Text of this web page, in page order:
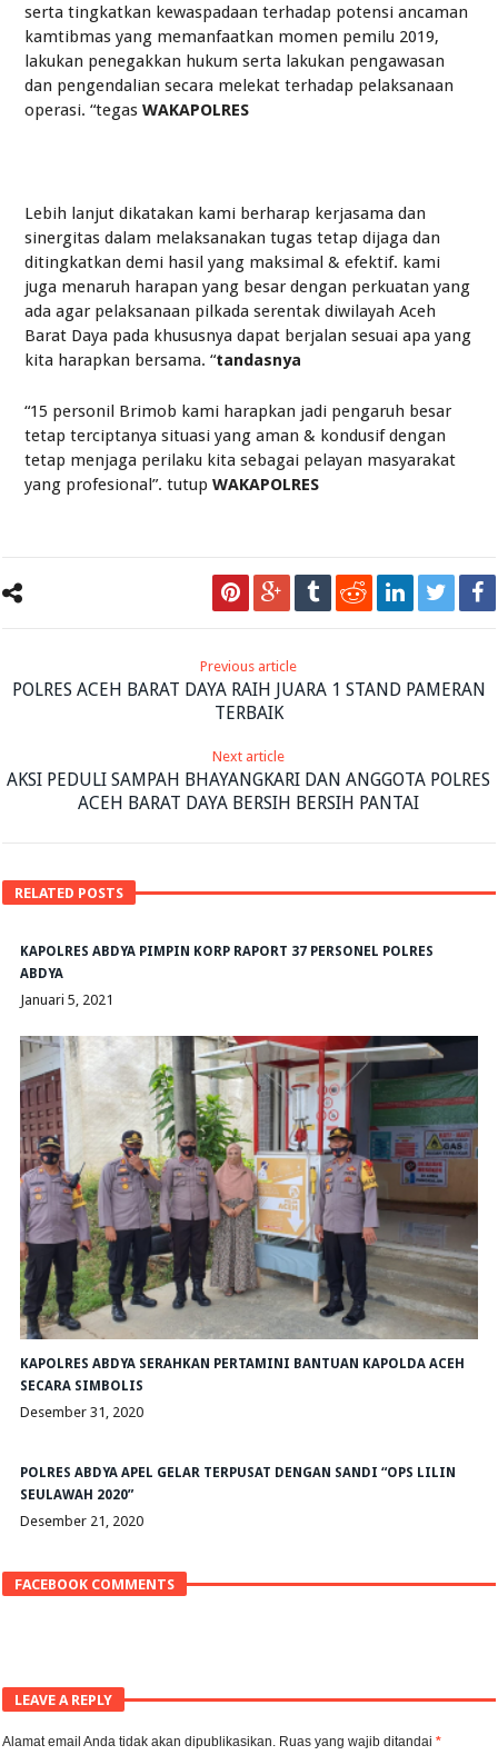
serta tingkatkan kewaspadaan terhadap potensi ancaman
kamtibmas yang memanfaatkan momen pemilu 2019,
lakukan penegakkan hukum serta lakukan pengawasan
dan pengendalian secara melekat terhadap pelaksanaan
operasi. “tegasWAKAPOLRES
Lebih lanjut dikatakan kami berharap kerjasama dan
sinergitas dalam melaksanakan tugas tetap dijaga dan
ditingkatkan demi hasil yang maksimal & efektif. kami
juga menaruh harapan yang besar dengan perkuatan yang
ada agar pelaksanaan pilkada serentak diwilayah Aceh
Barat Daya pada khususnya dapat berjalan sesuai apa yang
kita harapkan bersama. “tandasnya
“15 personil Brimob kami harapkan jadi pengaruh besar
tetap terciptanya situasi yang aman & kondusif dengan
tetap menjaga perilaku kita sebagai pelayan masyarakat
yang profesional”. tutupWAKAPOLRES
Previous article
POLRES ACEH BARAT DAYA RAIH JUARA 1 STAND PAMERAN
TERBAIK
Next article
AKSI PEDULI SAMPAH BHAYANGKARI DAN ANGGOTA POLRES
ACEH BARAT DAYA BERSIH BERSIH PANTAI
RELATED POSTS
KAPOLRES ABDYA PIMPIN KORP RAPORT 37 PERSONEL POLRES
ABDYA
Januari 5, 2021
KAPOLRES ABDYA SERAHKAN PERTAMINI BANTUAN KAPOLDA ACEH
SECARA SIMBOLIS
Desember 31, 2020
POLRES ABDYA APEL GELAR TERPUSAT DENGAN SANDI “OPS LILIN
SEULAWAH 2020”
Desember 21, 2020
FACEBOOK COMMENTS
LEAVE A REPLY
Alamat email Anda tidak akan dipublikasikan. Ruas yang wajib ditandai*